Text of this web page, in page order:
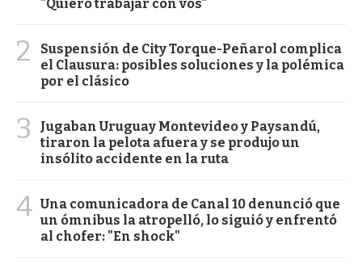
"Quiero trabajar con vos"
2
Suspensión de City Torque-Peñarol complica
el Clausura: posibles soluciones y la polémica
por el clásico
3
Jugaban Uruguay Montevideo y Paysandú,
tiraron la pelota afuera y se produjo un
insólito accidente en la ruta
4 Una comunicadora de Canal 10 denunció que
un ómnibus la atropelló, lo siguió y enfrentó
al chofer: "En shock"